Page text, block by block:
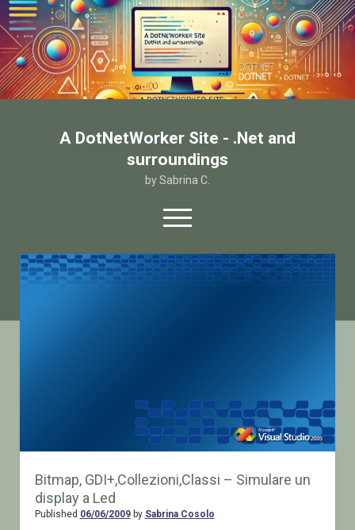
A DotNetWorker Site - .Net and
surroundings
by Sabrina C.
open
menu
twitterfacebook
email-form
Bitmap, GDI+,Collezioni,Classi – Simulare un
display a Led
Published 06/06/2009by Sabrina Cosolo